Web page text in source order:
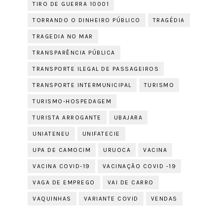
TIRO DE GUERRA 10001
TORRANDO O DINHEIRO PÚBLICO TRAGÉDIA
TRAGEDIA NO MAR
TRANSPARÊNCIA PÚBLICA
TRANSPORTE ILEGAL DE PASSAGEIROS
TRANSPORTE INTERMUNICIPAL TURISMO
TURISMO-HOSPEDAGEM
TURISTA ARROGANTE UBAJARA
UNIATENEU UNIFATECIE
UPA DE CAMOCIM URUOCA VACINA
VACINA COVID-19 VACINAÇÃO COVID -19
VAGA DE EMPREGO VAI DE CARRO
VAQUINHAS VARIANTE COVID VENDAS